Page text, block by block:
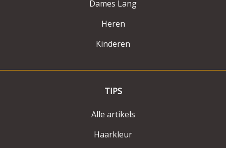
Dames Lang
Heren
Kinderen
TIPS
Alle artikels
Haarkleur